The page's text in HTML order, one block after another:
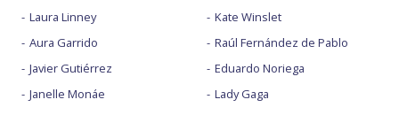
Laura Linney
Aura Garrido
Javier Gutiérrez
Janelle Monáe
Kate Winslet
Raúl Fernández de Pablo
Eduardo Noriega
Lady Gaga